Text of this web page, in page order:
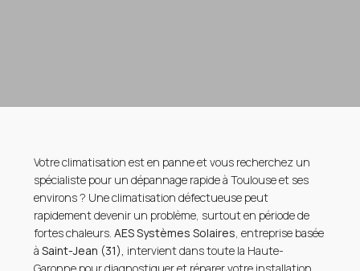
Votre climatisation est en panne et vous recherchez un
spécialiste pour un dépannage rapide à Toulouse et ses
environs ? Une climatisation défectueuse peut
rapidement devenir un problème, surtout en période de
fortes chaleurs.AES Systèmes Solaires, entreprise basée
àSaint-Jean (31), intervient dans toute la Haute-